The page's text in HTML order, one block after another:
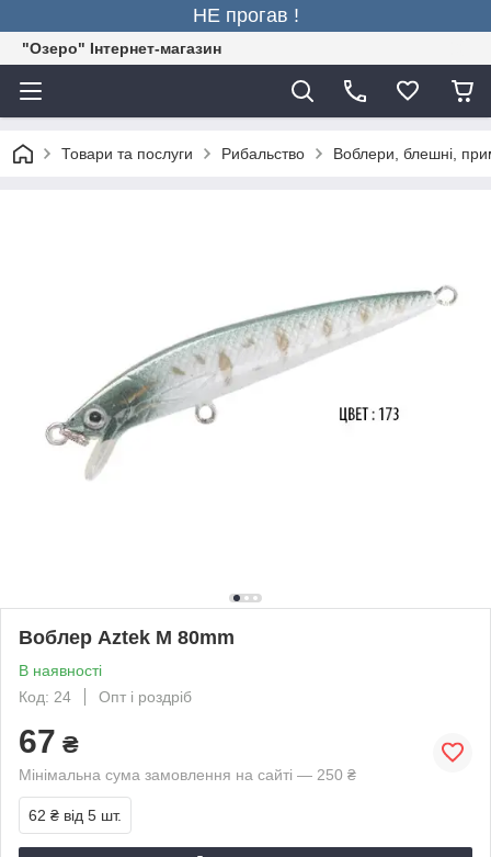
НЕ прогав !
"Озеро" Інтернет-магазин
Товари та послуги Рибальство Воблери, блешні,
Воблер Aztek M 80mm
В наявності
Код: 24
Опт і роздріб
67 ₴
Мінімальна сума замовлення на сайті — 250 ₴
62 ₴ від 5 шт.